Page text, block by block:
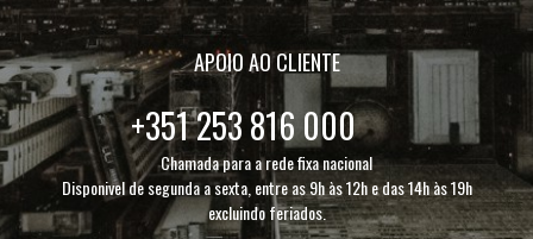
APOIO AO CLIENTE
+351 253 816 000
Chamada para a rede fixa nacional
Disponivel de segunda a sexta, entre as 9h às 12h e das 14h às 19h
excluindo feriados.